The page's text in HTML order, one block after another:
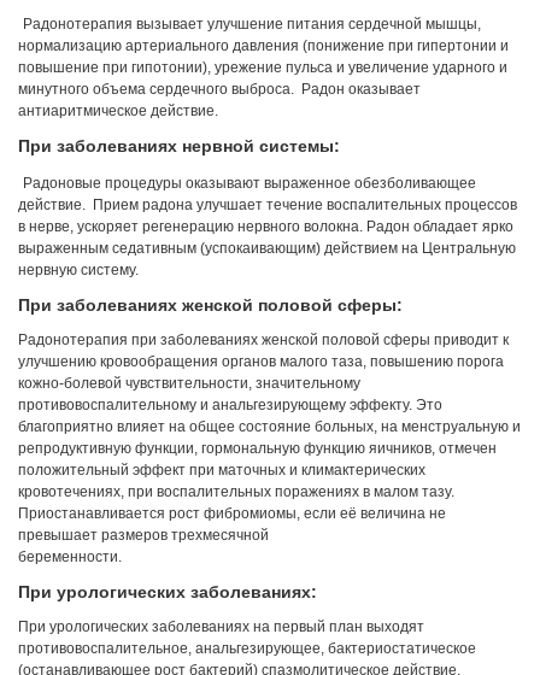
Радонотерапия вызывает улучшение питания сердечной мышцы,
нормализацию артериального давления (понижение при гипертонии и
повышение при гипотонии), урежение пульса и увеличение ударного и
минутного объема сердечного выброса. Радон оказывает
антиаритмическое действие.
При заболеваниях нервной системы:
Радоновые процедуры оказывают выраженное обезболивающее
действие. Прием радона улучшает течение воспалительных процессов
в нерве, ускоряет регенерацию нервного волокна. Радон обладает ярко
выраженным седативным (успокаивающим) действием на Центральную
нервную систему.
При заболеваниях женской половой сферы:
Радонотерапия при заболеваниях женской половой сферы приводит к
улучшению кровообращения органов малого таза, повышению порога
кожно-болевой чувствительности, значительному
противовоспалительному и анальгезирующему эффекту. Это
благоприятно влияет на общее состояние больных, на менструальную и
репродуктивную функции, гормональную функцию яичников, отмечен
положительный эффект при маточных и климактерических
кровотечениях, при воспалительных поражениях в малом тазу.
Приостанавливается рост фибромиомы, если её величина не
превышает размеров трехмесячной
беременности.
При урологических заболеваниях:
При урологических заболеваниях на первый план выходят
противовоспалительное, анальгезирующее, бактериостатическое
(останавливающее рост бактерий) спазмолитическое действие,
Грузия, г. Цхалтубо.
17:00 час.
www.tskaltuboresort.ge
© 2010 - 2026 Caucasus Travel Centre LTD Все